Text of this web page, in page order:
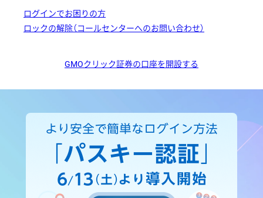
ログインでお困りの方
ロックの解除（コールセンターへのお問い合わせ）
GMOクリック証券の口座を開設する